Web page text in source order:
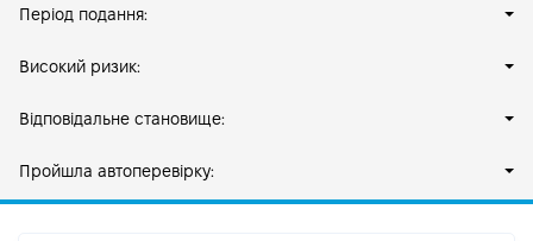
Період подання:
Високий ризик:
Відповідальне становище:
Пройшла автоперевірку: